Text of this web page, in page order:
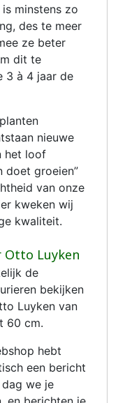
minstens zo
des te meer
ze beter
dit te
3 à 4 jaar de
nieuwe
het loof
doet groeien”
van onze
kweken wij
kwaliteit.
Otto Luyken
de
bekijken
Luyken van
60 cm.
hebt
een bericht
we je